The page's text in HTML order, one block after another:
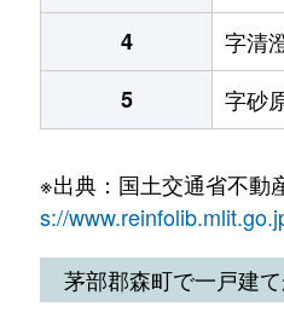
4
字清
5
字砂
※出典：国土交通省不動
s://
茅部郡森町で一戸建